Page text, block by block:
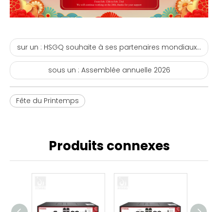
sur un : HSGQ souhaite à ses partenaires mondiaux une bonne année 2026
sous un : Assemblée annuelle 2026
Fête du Printemps
Produits connexes